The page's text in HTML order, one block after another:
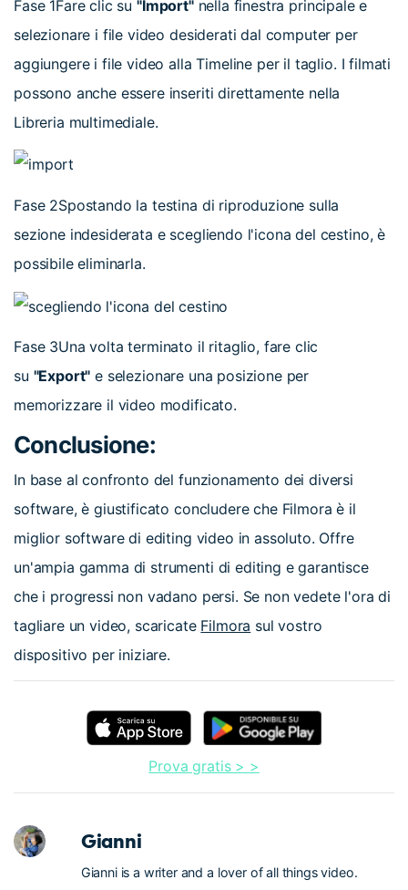
Fase 1Fare clic su "Import" nella finestra principale e
selezionare i file video desiderati dal computer per
aggiungere i file video alla Timeline per il taglio. I filmati
possono anche essere inseriti direttamente nella
Libreria multimediale.
Fase 2Spostando la testina di riproduzione sulla
sezione indesiderata e scegliendo l'icona del cestino, è
possibile eliminarla.
Fase 3Una volta terminato il ritaglio, fare clic
su "Export" e selezionare una posizione per
memorizzare il video modificato.
Conclusione:
In base al confronto del funzionamento dei diversi
software, è giustificato concludere che Filmora è il
miglior software di editing video in assoluto. Offre
un'ampia gamma di strumenti di editing e garantisce
che i progressi non vadano persi. Se non vedete l'ora di
tagliare un video, scaricate Filmora sul vostro
dispositivo per iniziare.
Prova gratis > >
Gianni
Gianni is a writer and a lover of all things video.